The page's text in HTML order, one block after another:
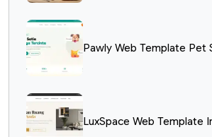
Pawly Web Template Pet
LuxSpace Web Template